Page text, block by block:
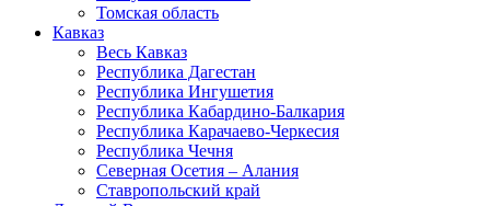
Томская область
Кавказ
Весь Кавказ
Республика Дагестан
Республика Ингушетия
Республика Кабардино-Балкария
Республика Карачаево-Черкесия
Республика Чечня
Северная Осетия – Алания
Ставропольский край